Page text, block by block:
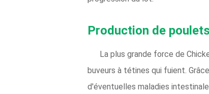
Production de
La plus grande force de
buveurs à tétines qui fuient.
d'éventuelles maladies